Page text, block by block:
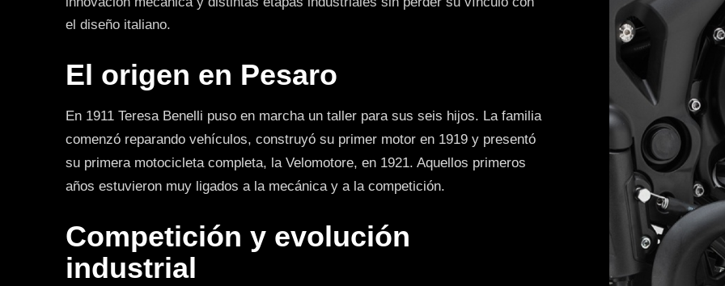
el diseño italiano.
El origen en Pesaro
En 1911 Teresa Benelli puso en marcha un taller para sus seis hijos. La familia
comenzó reparando vehículos, construyó su primer motor en 1919 y presentó
su primera motocicleta completa, la Velomotore, en 1921. Aquellos primeros
años estuvieron muy ligados a la mecánica y a la competición.
Competición y evolución
industrial